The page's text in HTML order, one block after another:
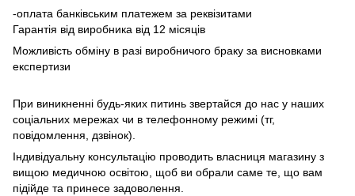
-оплата банківським платежем за реквізитами
Гарантія від виробника від 12 місяців
Можливість обміну в разі виробничого браку за висновками
експертизи
При виникненні будь-яких питинь звертайся до нас у наших
соціальних мережах чи в телефонному режимі (тг,
повідомлення, дзвінок).
Індивідуальну консультацію проводить власниця магазину з
вищою медичною освітою, щоб ви обрали саме те, що вам
підійде та принесе задоволення.